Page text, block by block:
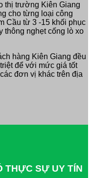
thị trường Kiên Giang
cho từng loại công
Cầu từ 3 -15 khối phục
thông nghẹt cống lò xo
hàng Kiên Giang đều
để với mức giá tốt
đơn vị khác trên địa
THỰC SỰ UY TÍN